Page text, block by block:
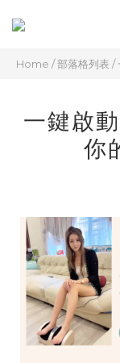
Home /部落格列表 /
一鍵啟
你